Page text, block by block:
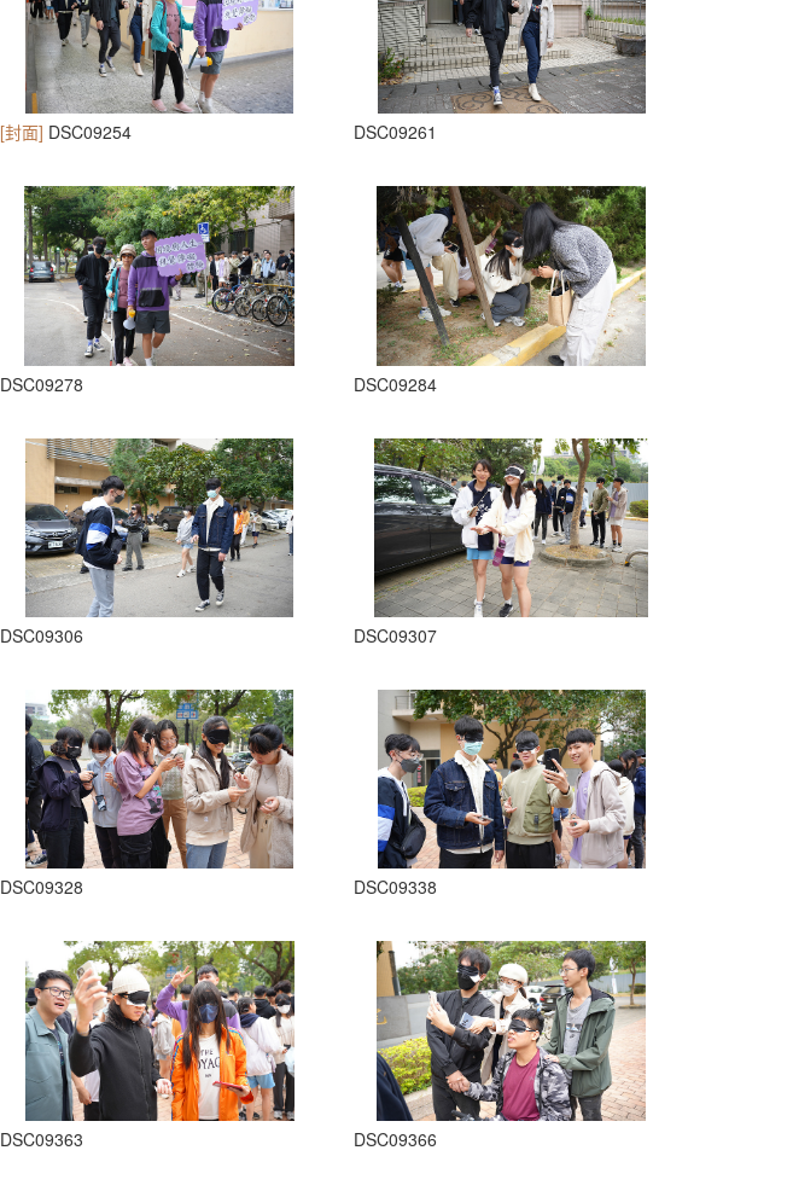
[封面] DSC09254 DSC09261
DSC09278 DSC09284
DSC09306 DSC09307
DSC09328 DSC09338
DSC09363 DSC09366